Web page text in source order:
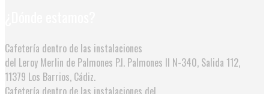
Cafetería dentro de las instalaciones
del Leroy Merlin de Palmones P.I. Palmones II N-340, Salida 112,
11379 Los Barrios, Cádiz.
Cafetería dentro de las instalaciones del